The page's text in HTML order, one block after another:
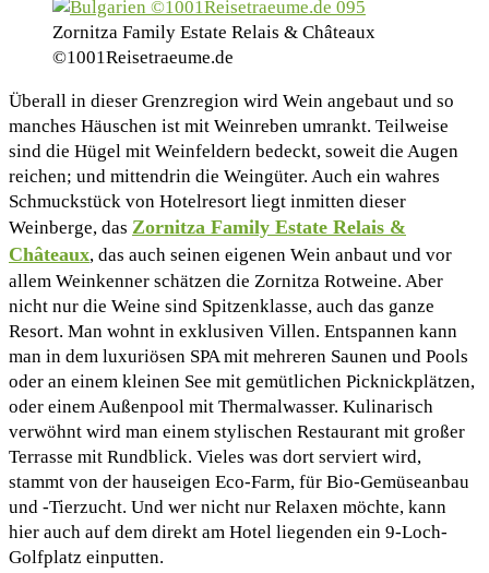
Zornitza Family Estate Relais & Châteaux
©1001Reisetraeume.de
Überall in dieser Grenzregion wird Wein angebaut und so
manches Häuschen ist mit Weinreben umrankt. Teilweise
sind die Hügel mit Weinfeldern bedeckt, soweit die Augen
reichen; und mittendrin die Weingüter. Auch ein wahres
Schmuckstück von Hotelresort liegt inmitten dieser
Weinberge, das Zornitza Family Estate Relais &
Châteaux, das auch seinen eigenen Wein anbaut und vor
allem Weinkenner schätzen die Zornitza Rotweine. Aber
nicht nur die Weine sind Spitzenklasse, auch das ganze
Resort. Man wohnt in exklusiven Villen. Entspannen kann
man in dem luxuriösen SPA mit mehreren Saunen und Pools
oder an einem kleinen See mit gemütlichen Picknickplätzen,
oder einem Außenpool mit Thermalwasser. Kulinarisch
verwöhnt wird man einem stylischen Restaurant mit großer
Terrasse mit Rundblick. Vieles was dort serviert wird,
stammt von der hauseigen Eco-Farm, für Bio-Gemüseanbau
und -Tierzucht. Und wer nicht nur Relaxen möchte, kann
hier auch auf dem direkt am Hotel liegenden ein 9-Loch-
Golfplatz einputten.